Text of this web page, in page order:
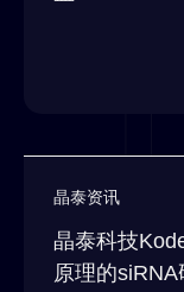
晶泰资讯
晶泰科技
原理的